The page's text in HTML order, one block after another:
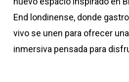
End londinense, donde
vivo se unen para ofrecer
inmersiva pensada para